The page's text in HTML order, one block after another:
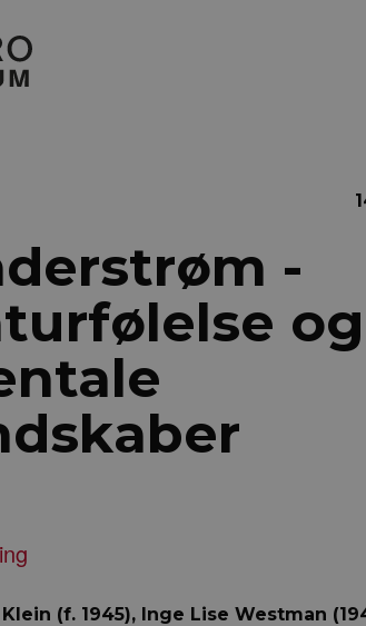
-
og
(f. 1945), Inge Lise Westman